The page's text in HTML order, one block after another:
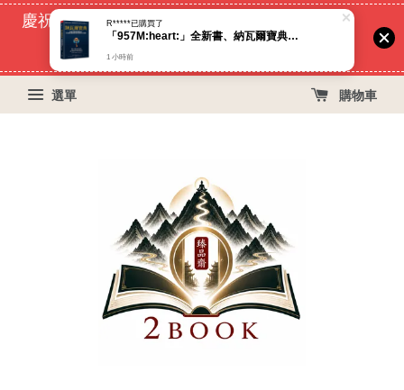
慶祝蝦皮好評過萬！買399免運費, 再立折29元
55
選單 購物車
1 小時前